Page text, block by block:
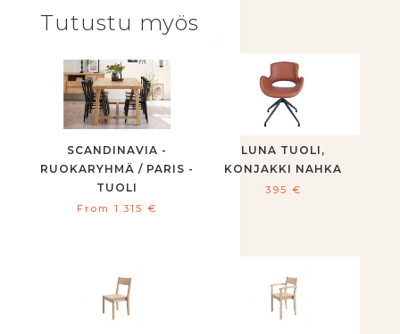
Tutustu myös
SCANDINAVIA -
RUOKARYHMÄ / PARIS -
TUOLI
From 1.315 €
LUNA TUOLI,
KONJAKKI NAHKA
395 €